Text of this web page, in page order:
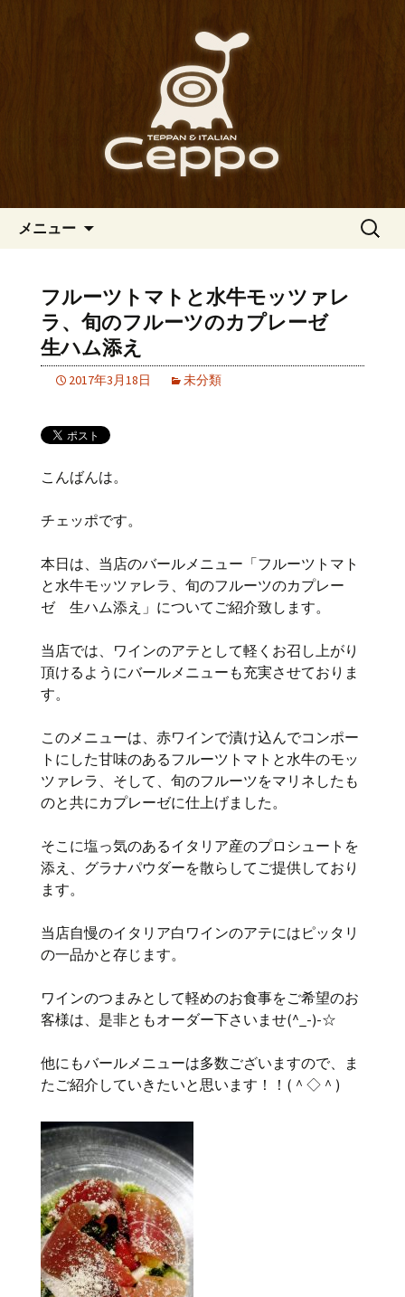
南船場・心斎橋のイタリアン
「Ceppo（チェッポ）」の公式
イタリアン「Ceppo（チェッポ）」。
さまざまなパスタや讃岐オリーブ牛の
ステーキのほか、バルメニューも豊富
にご用意。デートにも一人飲みのお客
様にもぴったりです。
メニュー
検
フルーツトマトと水牛モッツァレ
ラ、旬のフルーツのカプレーゼ
生ハム添え
2017年3月18日 未分類
こんばんは。
チェッポです。
本日は、当店のバールメニュー「フルーツトマト
と水牛モッツァレラ、旬のフルーツのカプレー
ゼ 生ハム添え」についてご紹介致します。
当店では、ワインのアテとして軽くお召し上がり
頂けるようにバールメニューも充実させておりま
す。
このメニューは、赤ワインで漬け込んでコンポー
トにした甘味のあるフルーツトマトと水牛のモッ
ツァレラ、そして、旬のフルーツをマリネしたも
のと共にカプレーゼに仕上げました。
そこに塩っ気のあるイタリア産のプロシュートを
添え、グラナパウダーを散らしてご提供しており
ます。
当店自慢のイタリア白ワインのアテにはピッタリ
の一品かと存じます。
ワインのつまみとして軽めのお食事をご希望のお
客様は、是非ともオーダー下さいませ(^_-)-☆
他にもバールメニューは多数ございますので、ま
たご紹介していきたいと思います！！(＾◇＾)